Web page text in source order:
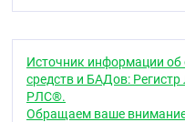
урежает частоту
Оказывает
антиангинальное
Блокируя в невысоких
Источник информации об
средств и БАДов:
РЛС®.
Обращаем ваше